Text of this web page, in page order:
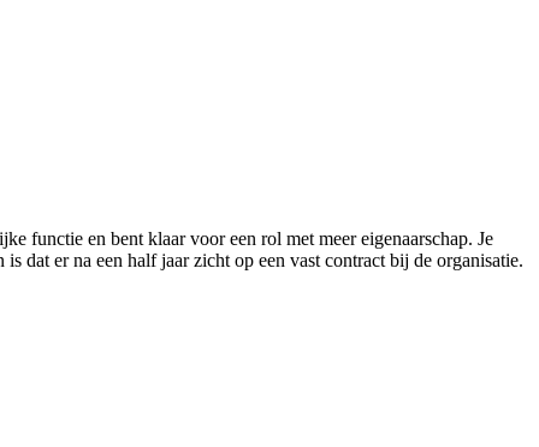
functie en bent klaar voor een rol met meer eigenaarschap. Je
dat er na een half jaar zicht op een vast contract bij de organisatie.